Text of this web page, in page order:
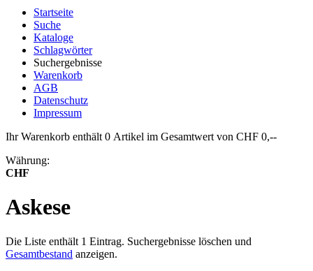
Startseite
Suche
Kataloge
Schlagwörter
Suchergebnisse
Warenkorb
AGB
Datenschutz
Impressum
Ihr Warenkorb enthält 0 Artikel im Gesamtwert von CHF 0,--
Währung:
CHF
Askese
Die Liste enthält 1 Eintrag. Suchergebnisse löschen und
Gesamtbestand anzeigen.